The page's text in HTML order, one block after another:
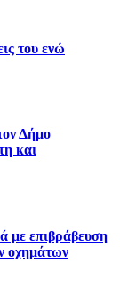
του ενώ
Δήμο
και
με επιβράβευση
οχημάτων